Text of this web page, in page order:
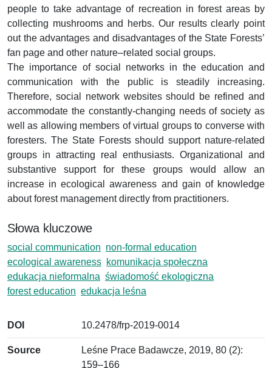
people to take advantage of recreation in forest areas by
collecting mushrooms and herbs. Our results clearly point
out the advantages and disadvantages of the State Forests’
fan page and other nature–related social groups.
The importance of social networks in the education and
communication with the public is steadily increasing.
Therefore, social network websites should be refined and
accommodate the constantly-changing needs of society as
well as allowing members of virtual groups to converse with
foresters. The State Forests should support nature-related
groups in attracting real enthusiasts. Organizational and
substantive support for these groups would allow an
increase in ecological awareness and gain of knowledge
about forest management directly from practitioners.
Słowa kluczowe
social communication non-formal education
ecological awareness komunikacja społeczna
edukacja nieformalna świadomość ekologiczna
forest education edukacja leśna
DOI 10.2478/frp-2019-0014
Source
Leśne Prace Badawcze, 2019, 80 (2):
159–166